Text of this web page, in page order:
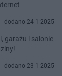
dodano 24-1-2025
garażu i salonie
dodano 23-1-2025